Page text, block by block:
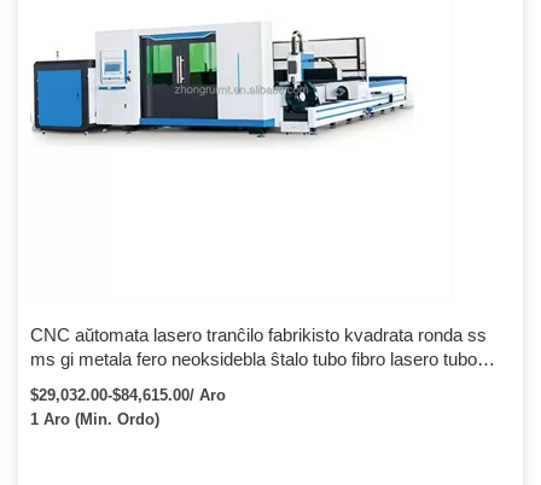
CNC aŭtomata lasero tranĉilo fabrikisto kvadrata ronda ss
ms gi metala fero neoksidebla ŝtalo tubo fibro lasero tubo
tranĉmaŝino
$29,032.00-$84,615.00/ Aro
1 Aro (Min. Ordo)